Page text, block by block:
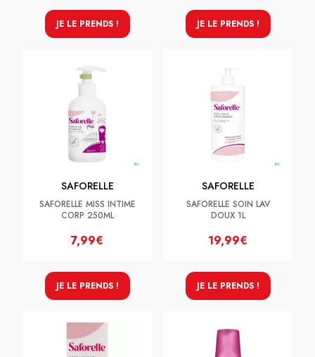
JE LE PRENDS ! JE LE PRENDS !
SAFORELLE
SAFORELLE MISS INTIME
CORP 250ML
7,99€
JE LE PRENDS !
SAFORELLE
SAFORELLE SOIN LAV
DOUX 1L
19,99€
JE LE PRENDS !